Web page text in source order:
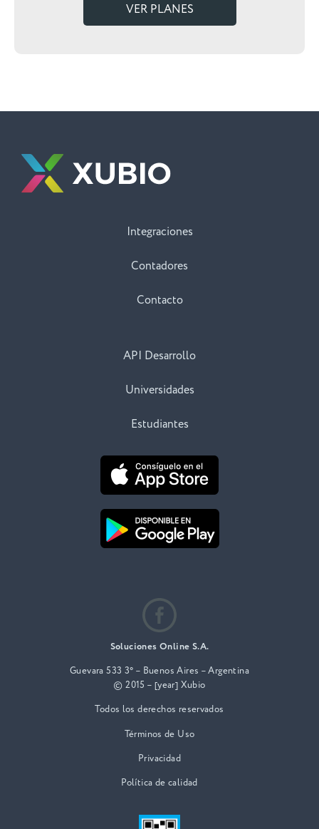
VER PLANES
Integraciones
Contadores
Contacto
API Desarrollo
Universidades
Estudiantes
Soluciones Online S.A.
Guevara 533 3° – Buenos Aires – Argentina
© 2015 – [year] Xubio
Todos los derechos reservados
Términos de Uso
Privacidad
Política de calidad